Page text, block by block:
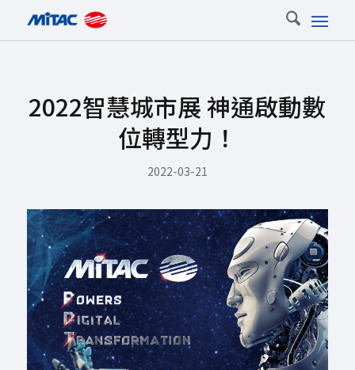
2022智慧城市展 神通啟動數
位轉型力！
2022-03-21